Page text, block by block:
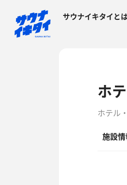
サウナイキタイと
ホ
ホテル
施設